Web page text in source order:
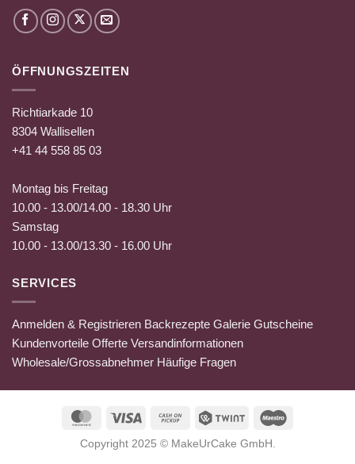
ÖFFNUNGSZEITEN
Richtiarkade 10
8304 Wallisellen
+41 44 558 85 03
Montag bis Freitag
10.00 - 13.00/14.00 - 18.30 Uhr
Samstag
10.00 - 13.00/13.30 - 16.00 Uhr
SERVICES
Anmelden & Registrieren Backrezepte Galerie Gutscheine
Kundenvorteile Offerte Versandinformationen
Wholesale/Grossabnehmer Häufige Fragen
MasterCardVisa
Cash
Pickup
Twint
Copyright 2025 © MakeUrCake GmbH .